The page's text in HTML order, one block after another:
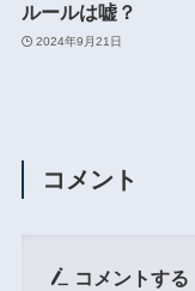
ルールは嘘？
2024年9月21日
コメント
コメントする